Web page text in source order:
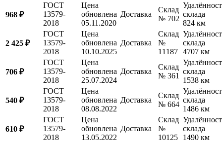
968 ₽
ГОСТ
13579-
2018
Цена
обновлена
05.11.2020
Доставка
Склад
№ 702
склада
824 км
2 425 ₽
ГОСТ
13579-
2018
Цена
обновлена
10.10.2025
Доставка
Склад
№
11187
склада
4707 км
706 ₽
ГОСТ
13579-
2018
Цена
обновлена
25.07.2024
Доставка
Склад
№ 361
склада
1538 км
540 ₽
ГОСТ
13579-
2018
Цена
обновлена
08.08.2022
Доставка
Склад
№ 664
склада
1486 км
610 ₽
ГОСТ
13579-
2018
Цена
обновлена
13.05.2022
Доставка
Склад
№
10125
склада
1490 км